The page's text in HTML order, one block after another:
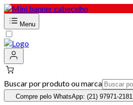
Menu
Buscar por produto ou marca
Compre pelo WhatsApp: (21) 97971-2181